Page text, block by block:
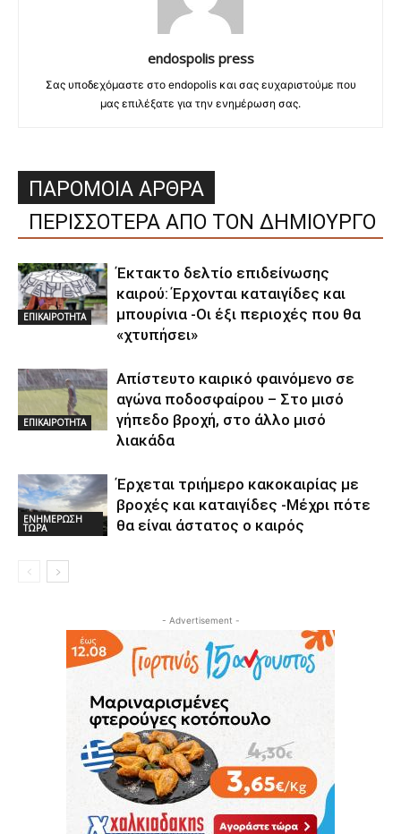
endospolis press
Σας υποδεχόμαστε στο endopolis και σας ευχαριστούμε που
μας επιλέξατε για την ενημέρωση σας.
ΠΑΡΟΜΟΙΑ ΑΡΘΡΑ
ΠΕΡΙΣΣΟΤΕΡΑ ΑΠΟ ΤΟΝ ΔΗΜΙΟΥΡΓΟ
ΕΠΙΚΑΙΡΟΤΗΤΑ
Έκτακτο δελτίο επιδείνωσης
καιρού: Έρχονται καταιγίδες και
μπουρίνια -Οι έξι περιοχές που θα
«χτυπήσει»
ΕΠΙΚΑΙΡΟΤΗΤΑ
Απίστευτο καιρικό φαινόμενο σε
αγώνα ποδοσφαίρου – Στο μισό
γήπεδο βροχή, στο άλλο μισό
λιακάδα
ΕΝΗΜΕΡΩΣΗ
ΤΩΡΑ
Έρχεται τριήμερο κακοκαιρίας με
βροχές και καταιγίδες -Μέχρι πότε
θα είναι άστατος ο καιρός
- Advertisement -